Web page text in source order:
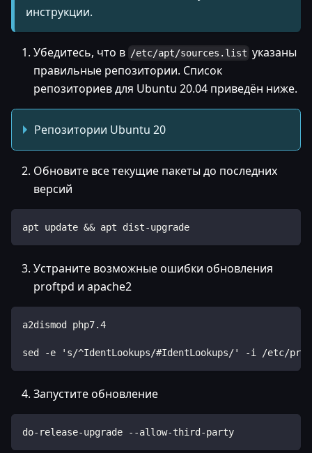
инструкции.
Убедитесь, что в /etc/apt/sources.list указаны
правильные репозитории. Список
репозиториев для Ubuntu 20.04 приведён ниже.
Репозитории Ubuntu 20
Обновите все текущие пакеты до последних
версий
apt update && apt dist-upgrade
Устраните возможные ошибки обновления
proftpd и apache2
a2dismod php7.4
sed -e 's/^IdentLookups/#IdentLookups/' -i /etc/
Запустите обновление
do-release-upgrade --allow-third-party